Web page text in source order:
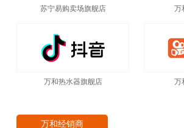
苏宁易购卖场旗舰店 万
万和热水器旗舰店 万
万和经销商